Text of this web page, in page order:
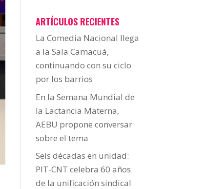
ARTÍCULOS RECIENTES
La Comedia Nacional llega
a la Sala Camacuá,
continuando con su ciclo
por los barrios
En la Semana Mundial de
la Lactancia Materna,
AEBU propone conversar
sobre el tema
Seis décadas en unidad:
PIT-CNT celebra 60 años
de la unificación sindical